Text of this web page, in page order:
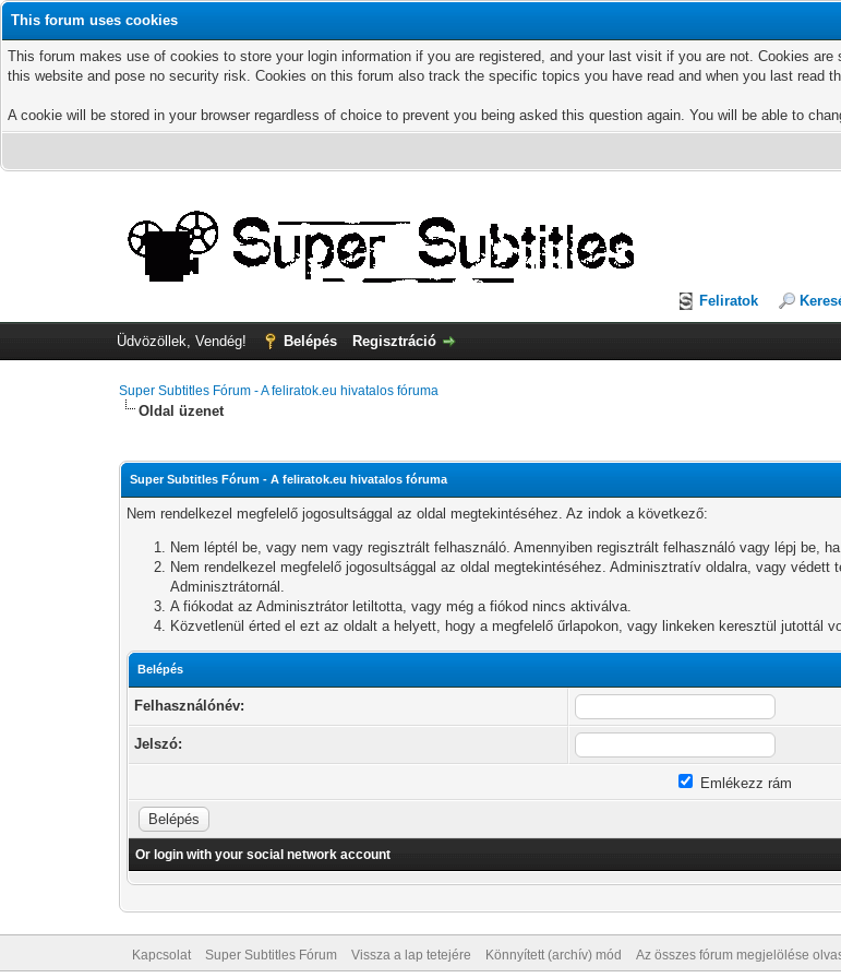
This forum uses cookies
This forum makes use of cookies to store your login information if you are registered, and your last visit if you are not. Cookies
this website and pose no security risk. Cookies on this forum also track the specific topics you have read and when you last read
A cookie will be stored in your browser regardless of choice to prevent you being asked this question again. You will be able to
Feliratok
Üdvözöllek, Vendég! Belépés Regisztráció
Super Subtitles Fórum - A feliratok.eu hivatalos fóruma
Oldal üzenet
Super Subtitles Fórum - A feliratok.eu hivatalos fóruma
Nem rendelkezel megfelelő jogosultsággal az oldal megtekintéséhez. Az indok a következő:
Nem léptél be, vagy nem vagy regisztrált felhasználó. Amennyiben regisztrált felhasználó vagy lépj be,
Nem rendelkezel megfelelő jogosultsággal az oldal megtekintéséhez. Adminisztratív oldalra, vagy
Adminisztrátornál.
A fiókodat az Adminisztrátor letiltotta, vagy még a fiókod nincs aktiválva.
Közvetlenül érted el ezt az oldalt a helyett, hogy a megfelelő űrlapokon, vagy linkeken keresztül jutottál
Belépés
Felhasználónév:
Jelszó:
Emlékezz rám
Or login with your social network account
Kapcsolat Super Subtitles Fórum Vissza a lap tetejére Könnyített (archív) mód Az összes fórum megjelölése